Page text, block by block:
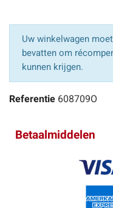
Uw winkelwagen
bevatten om
kunnen krijgen.
Referentie 608709O
Betaalmiddelen